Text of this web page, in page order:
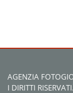
AGENZIA
I DIRITTI RISERVATI.